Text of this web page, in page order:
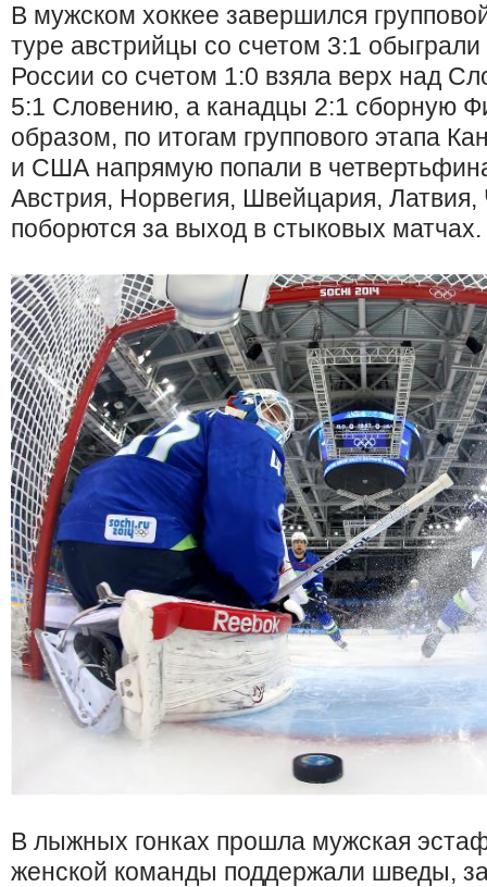
В мужском хоккее завершился
туре австрийцы со счетом 3:1
России со счетом 1:0 взяла верх над
5:1 Словению, а канадцы 2:1 сборную
образом, по итогам группового этапа
и США напрямую попали в
Австрия, Норвегия, Швейцария,
поборются за выход в стыковых матчах.
В лыжных гонках прошла мужская
женской команды поддержали шведы,